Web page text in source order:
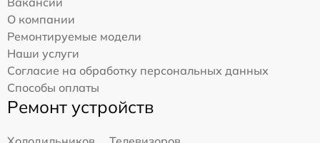
О компании
Ремонтируемые модели
Наши услуги
Согласие на обработку персональных данных
Способы оплаты
Ремонт устройств